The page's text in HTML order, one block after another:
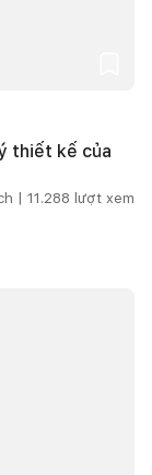
thiết kế của
| 11.288 lượt xem